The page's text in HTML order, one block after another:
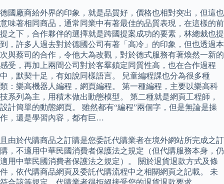
德國廠商給外界的印象，就是品質好，價格也相對突出，但這也
意味著相同商品，通常同業中有著最佳的品質表現，在這樣的前
提之下，合作夥伴的選擇就是跨國提案成功的要素，林總裁也提
到，許多人過去對於德國公司有著「高冷」的印象，但也透過本
次與蔡司的合作，令他大為改觀，對於德式服務有著煥然一新的
感受，再加上兩間公司對於客羣鎖定同質性高，也在合作過程
中，默契十足，有如說同樣語言。 兒童編程課也分為很多種
類：樂高機器人編程，網頁編程。 第一種編程，主要以樂高科
技系列為主，用積木做出動態模型。 第二種就是網頁工程師，
設計簡單的動態網頁。 雖然都有“編程”兩個字，但是無論是操
作，還是學習內容，都有巨…
且由於代購商品之訂購是您委託代購業者在境外網站所完成之訂
購，不適用中華民國消費者保護法之規定（但代購服務本身，仍
適用中華民國消費者保護法之規定）。 關於退貨退款方式及條
件，依代購商品網頁及委託代購流程中之相關網頁之記載。 未